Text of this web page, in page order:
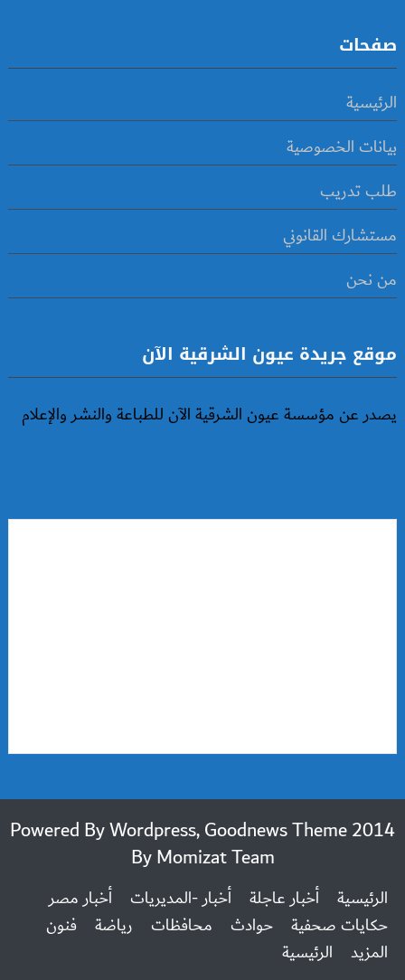
صفحات
الرئيسية
بيانات الخصوصية
طلب تدريب
مستشارك القانوني
من نحن
موقع جريدة عيون الشرقية الآن
يصدر عن مؤسسة عيون الشرقية الآن للطباعة والنشر والإعلام
2014 Powered By Wordpress, Goodnews Theme
ByMomizat Team
الرئيسية أخبار عاجلة أخبار -المديريات
أخبار مصر
حكايات صحفية
حوادث محافظات رياضة
فنون
المزيد
الرئيسية